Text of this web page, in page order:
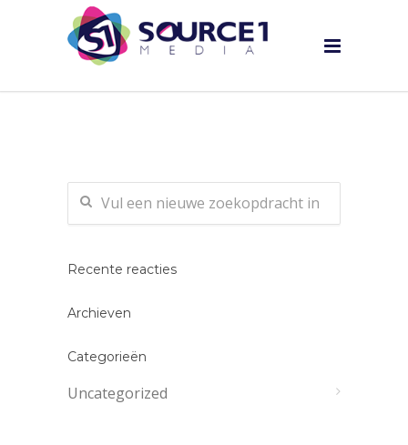
Recente reacties
Archieven
Categorieën
Uncategorized